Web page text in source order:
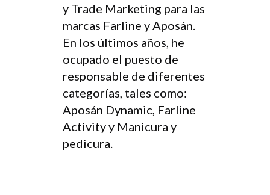
y Trade Marketing para las
marcas Farline y Aposán.
En los últimos años, he
ocupado el puesto de
responsable de diferentes
categorías, tales como:
Aposán Dynamic, Farline
Activity y Manicura y
pedicura.